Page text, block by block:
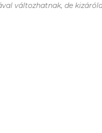
változhatnak, de